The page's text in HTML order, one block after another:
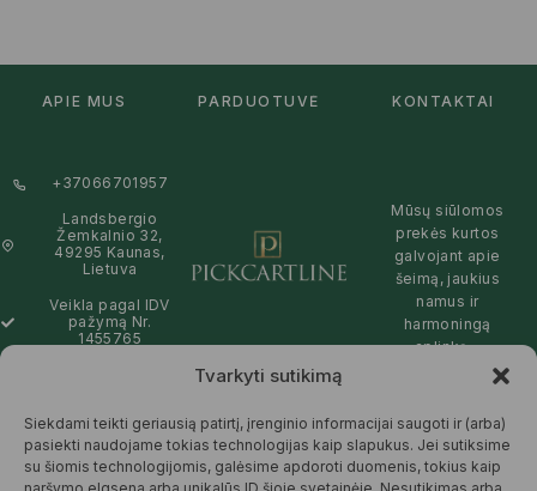
Tvarkyti sutikimą
Siekdami teikti geriausią patirtį, įrenginio informacijai saugoti ir (arba)
pasiekti naudojame tokias technologijas kaip slapukus. Jei sutiksime
su šiomis technologijomis, galėsime apdoroti duomenis, tokius kaip
APIE MUS PARDUOTUVĖ KONTAKTAI
+37066701957
Landsbergio
Žemkalnio 32,
49295 Kaunas,
Lietuva
Veikla pagal IDV
pažymą Nr.
1455765
09:00 - 19:00
Mūsų siūlomos
prekės kurtos
galvojant apie
šeimą, jaukius
namus ir
harmoningą
aplinką –
draugiškos tiek
Jums, tiek
gamtai.